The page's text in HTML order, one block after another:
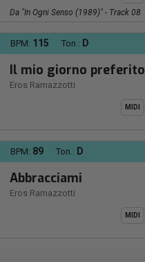
Da "In Ogni Senso (1989)" - Track 08
BPM: 115 Ton.: D
Il mio giorno preferito
Eros Ramazzotti
MIDI
BPM: 89 Ton.: D
Abbracciami
Eros Ramazzotti
MIDI